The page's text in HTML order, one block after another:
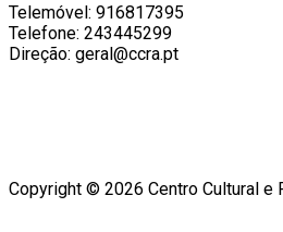
Telemóvel: 916817395
Telefone: 243445299
Direção: geral@ccra.pt
Copyright © 2026 Centro Cultural